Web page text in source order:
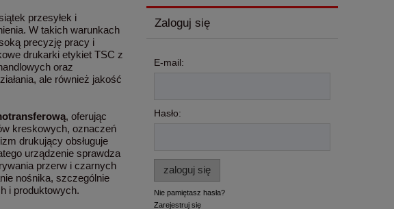
przesyłek i
W takich warunkach
precyzję pracy i
drukarki etykiet TSC z
oraz
ale również jakość
, oferując
kreskowych, oznaczeń
drukujący obsługuje
urządzenie sprawdza
przerw i czarnych
nośnika, szczególnie
i produktowych.
Zaloguj się
E-mail:
Hasło:
zaloguj się
Nie pamiętasz hasła?
Zarejestruj się